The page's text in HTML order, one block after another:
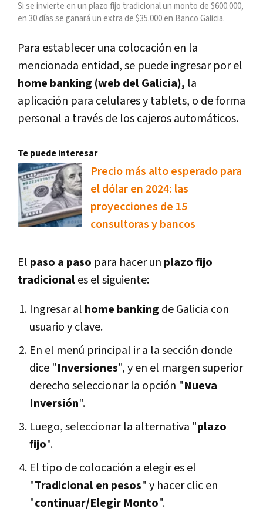
Si se invierte en un plazo fijo tradicional un monto de $600.000,
en 30 días se ganará un extra de $35.000 en Banco Galicia.
Para establecer una colocación en la
mencionada entidad, se puede ingresar por el
home banking (web del Galicia), la
aplicación para celulares y tablets, o de forma
personal a través de los cajeros automáticos.
Te puede interesar
Precio más alto esperado para
el dólar en 2024: las
proyecciones de 15
consultoras y bancos
El paso a paso para hacer un plazo fijo
tradicionales el siguiente:
Ingresar al home banking de Galicia con
usuario y clave.
En el menú principal ir a la sección donde
dice "Inversiones", y en el margen superior
derecho seleccionar la opción "Nueva
Inversión".
Luego, seleccionar la alternativa "plazo
fijo".
El tipo de colocación a elegir es el
"Tradicional en pesos" y hacer clic en
"continuar/Elegir Monto".